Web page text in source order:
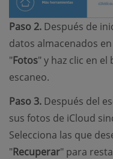
Paso 2. Después de
datos almacenados
"Fotos" y haz clic en el
escaneo.
Paso 3. Después del
sus fotos de iCloud
Selecciona las que
"Recuperar" para